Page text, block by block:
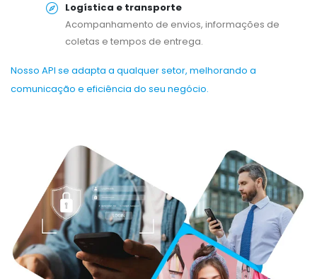
Logística e transporte
Acompanhamento de envios, informações de
coletas e tempos de entrega.
Nosso API se adapta a qualquer setor, melhorando a
comunicação e eficiência do seu negócio.